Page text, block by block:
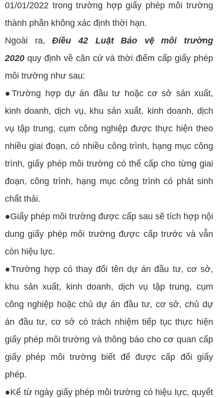
01/01/2022 trong trường hợp giấy phép môi trường
thành phần không xác định thời hạn.
Ngoài ra,Điều 42 Luật Bảo vệ môi trường
2020 quy định về căn cứ và thời điểm cấp giấy phép
môi trường như sau:
●Trường hợp dự án đầu tư hoặc cơ sở sản xuất,
kinh doanh, dịch vụ, khu sản xuất, kinh doanh, dịch
vụ tập trung, cụm công nghiệp được thực hiện theo
nhiều giai đoạn, có nhiều công trình, hạng mục công
trình, giấy phép môi trường có thể cấp cho từng giai
đoạn, công trình, hạng mục công trình có phát sinh
chất thải.
●Giấy phép môi trường được cấp sau sẽ tích hợp nội
dung giấy phép môi trường được cấp trước và vẫn
còn hiệu lực.
●Trường hợp có thay đổi tên dự án đầu tư, cơ sở,
khu sản xuất, kinh doanh, dịch vụ tập trung, cụm
công nghiệp hoặc chủ dự án đầu tư, cơ sở, chủ dự
án đầu tư, cơ sở có trách nhiệm tiếp tục thực hiện
giấy phép môi trường và thông báo cho cơ quan cấp
giấy phép môi trường biết để được cấp đổi giấy
phép.
●Kể từ ngày giấy phép môi trường có hiệu lực, quyết